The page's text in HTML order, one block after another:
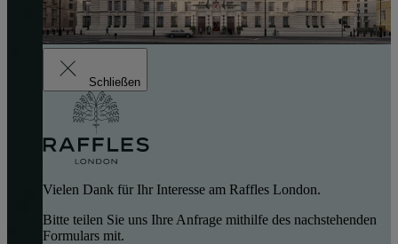
Schließen
Vielen Dank für Ihr Interesse am Raffles London.
Bitte teilen Sie uns Ihre Anfrage mithilfe des nachstehenden
Formulars mit.